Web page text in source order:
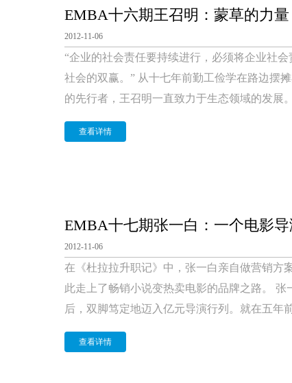
EMBA十六期王召明：蒙草的力量
2012-11-06
“企业的社会责任要持续进行，必须将企业社
社会的双赢。” 从十七年前勤工俭学在路边摆
的先行者，王召明一直致力于生态领域的发展
查看详情
EMBA十七期张一白：一个电影
2012-11-06
在《杜拉拉升职记》中，张一白亲自做营销方
此走上了畅销小说变热卖电影的品牌之路。
后，双脚笃定地迈入亿元导演行列。就在五年
查看详情